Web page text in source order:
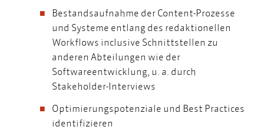
Bestandsaufnahme der Content-Prozesse
und Systeme entlang des redaktionellen
Workflows inclusive Schnittstellen zu
anderen Abteilungen wie der
Softwareentwicklung, u. a. durch
Stakeholder-Interviews
Optimierungspotenziale und Best Practices
identifizieren